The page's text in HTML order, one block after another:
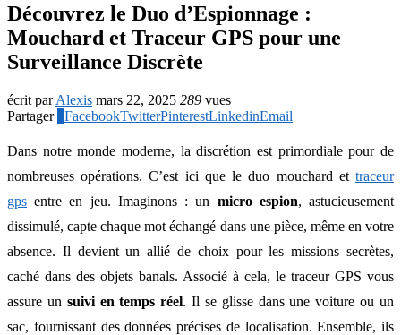
Découvrez le Duo d’Espionnage :
Mouchard et Traceur GPS pour une
Surveillance Discrète
écrit parAlexis mars 22, 2025 289 vues
Partager
FacebookTwitterPinterestLinkedinEmail
Dans notre monde moderne, la discrétion est primordiale pour de
nombreuses opérations. C’est ici que le duo mouchard et traceur
gps entre en jeu. Imaginons : un micro espion, astucieusement
dissimulé, capte chaque mot échangé dans une pièce, même en votre
absence. Il devient un allié de choix pour les missions secrètes,
caché dans des objets banals. Associé à cela, le traceur GPS vous
assure un suivi en temps réel. Il se glisse dans une voiture ou un
sac, fournissant des données précises de localisation. Ensemble, ils